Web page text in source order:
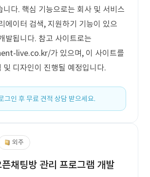
니다. 핵심 기능으로는 회사 및 서비스
에이터 검색, 지원하기 기능이 있으
발됩니다. 참고 사이트로는
live.co.kr/가 있으며, 이 사이트를
및 디자인이 진행될 예정입니다.
그인 후 무료 견적 상담 받으세요.
외주
채팅방 관리 프로그램 개발